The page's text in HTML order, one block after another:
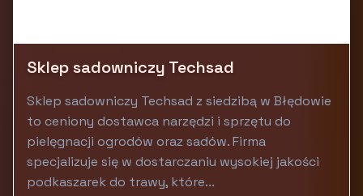
Sklep sadowniczy Techsad
Sklep sadowniczy Techsad z siedzibą w Błędowie
to ceniony dostawca narzędzi i sprzętu do
pielęgnacji ogrodów oraz sadów. Firma
specjalizuje się w dostarczaniu wysokiej jakości
podkaszarek do trawy, które...